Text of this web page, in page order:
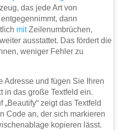
das jede Art von
dann
mitZeilenumbrüchen,
ausstattet. Das fördert die
weniger Fehler zu
Adresse und fügen Sie Ihren
in das große Textfeld ein.
zeigt das Textfeld
Code an, der sich markieren
kopieren lässt.